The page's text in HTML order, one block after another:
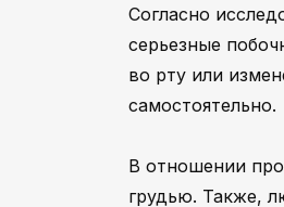
Согласно
серьезные
во рту или
самостоятельно.
В отношении
грудью. Также,